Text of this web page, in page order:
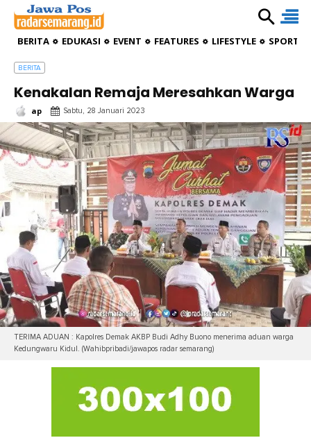
BERITA EDUKASI EVENT FEATURES LIFESTYLE
BERITA
Kenakalan Remaja Meresahkan Warga
ap Sabtu, 28 Januari 2023
TERIMA ADUAN : Kapolres Demak AKBP Budi Adhy Buono menerima aduan warga
Kedungwaru Kidul. (Wahibpribadi/jawapos radar semarang)